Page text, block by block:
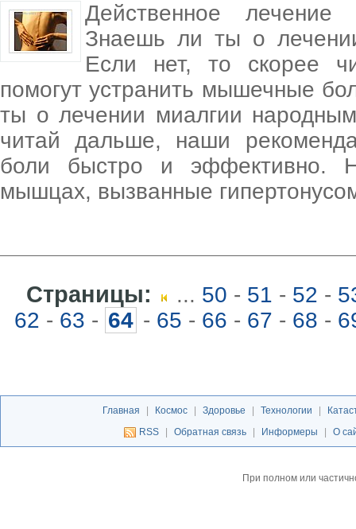
Действенное лечение
Знаешь ли ты о
Если нет, то скорее
помогут устранить мышечные
ты о лечении миалгии
читай дальше, наши
боли быстро и эффективно.
мышцах, вызванные
Страницы: ... 50 - 51 - 52 -
62 - 63 - 64 - 65 - 66 - 67 - 68 -
Главная Космос Здоровье Технологии
RSS
Обратная связь Информеры О
При полном или